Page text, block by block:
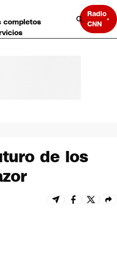
completos
Radio
CNN
de los